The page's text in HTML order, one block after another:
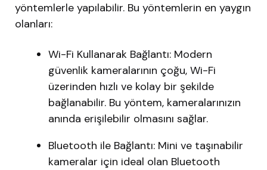
yöntemlerle yapılabilir. Bu yöntemlerin en yaygın
olanları:
Wi-Fi Kullanarak Bağlantı: Modern
güvenlik kameralarının çoğu, Wi-Fi
üzerinden hızlı ve kolay bir şekilde
bağlanabilir. Bu yöntem, kameralarınızın
anında erişilebilir olmasını sağlar.
Bluetooth ile Bağlantı: Mini ve taşınabilir
kameralar için ideal olan Bluetooth